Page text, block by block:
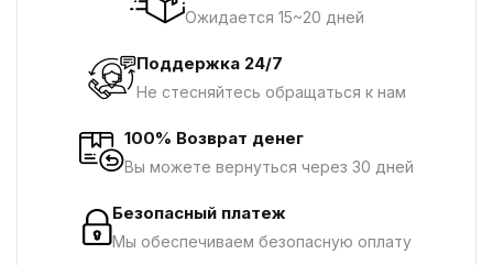
Ожидается 15~20 дней
Поддержка 24/7
Не стесняйтесь обращаться к нам
100% Возврат денег
Вы можете вернуться через 30 дней
Безопасный платеж
Мы обеспечиваем безопасную оплату